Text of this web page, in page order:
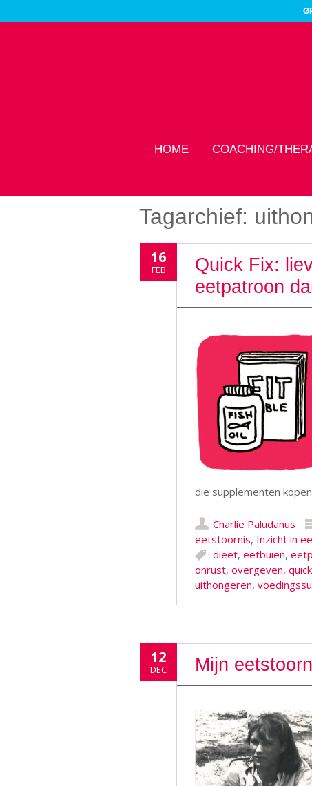
HOME COACHING/
Tagarchief:
16
FEB
Quick Fix:
eetpatroon
die supplementen
Charlie Paludanus
eetstoornis, Inzicht in
dieet, eetbuien,
onrust, overgeven,
uithongeren,
12
DEC Mijn